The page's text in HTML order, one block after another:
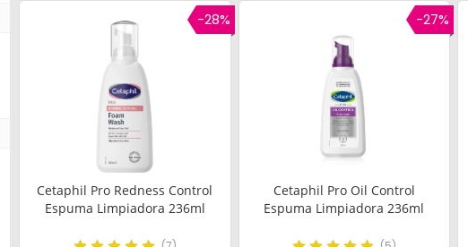
-28%
Cetaphil Pro Redness Control
Espuma Limpiadora 236ml
-27%
Cetaphil Pro Oil Control
Espuma Limpiadora 236ml